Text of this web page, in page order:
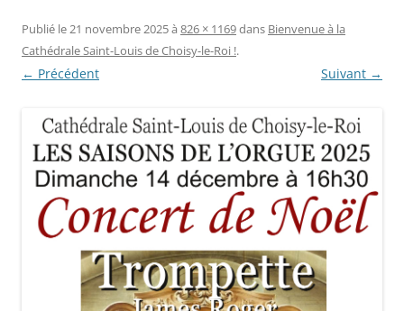
Publié le21 novembre 2025à 826 × 1169dans Bienvenue à la
Cathédrale Saint-Louis de Choisy-le-Roi !.
← Précédent Suivant →